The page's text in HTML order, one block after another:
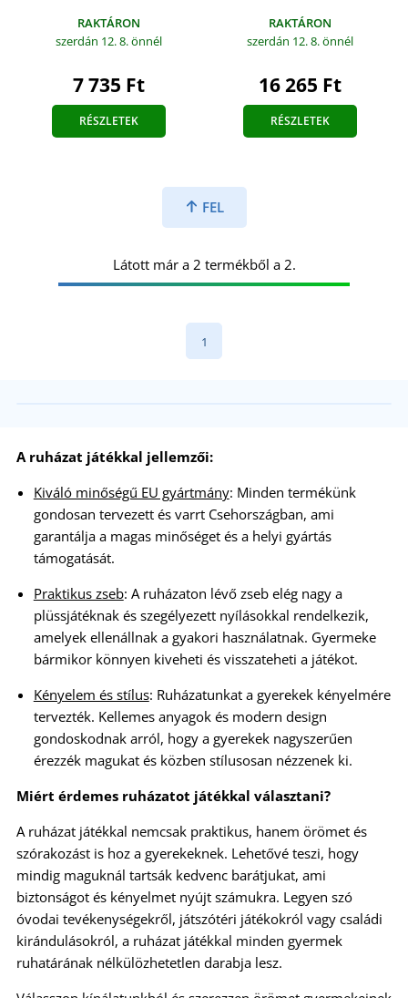
RAKTÁRON
szerdán 12. 8.önnél
7 735 Ft
RÉSZLETEK
RAKTÁRON
szerdán 12. 8.önnél
16 265 Ft
RÉSZLETEK
FEL
Látott már a 2 termékből a 2.
1
A ruházat játékkal jellemzői:
Kiváló minőségű EU gyártmány: Minden termékünk
gondosan tervezett és varrt Csehországban, ami
garantálja a magas minőséget és a helyi gyártás
támogatását.
Praktikus zseb: A ruházaton lévő zseb elég nagy a
plüssjátéknak és szegélyezett nyílásokkal rendelkezik,
amelyek ellenállnak a gyakori használatnak. Gyermeke
bármikor könnyen kiveheti és visszateheti a játékot.
Kényelem és stílus: Ruházatunkat a gyerekek kényelmére
tervezték. Kellemes anyagok és modern design
gondoskodnak arról, hogy a gyerekek nagyszerűen
érezzék magukat és közben stílusosan nézzenek ki.
Miért érdemes ruházatot játékkal választani?
A ruházat játékkal nemcsak praktikus, hanem örömet és
szórakozást is hoz a gyerekeknek. Lehetővé teszi, hogy
mindig maguknál tartsák kedvenc barátjukat, ami
biztonságot és kényelmet nyújt számukra. Legyen szó
óvodai tevékenységekről, játszótéri játékokról vagy családi
kirándulásokról, a ruházat játékkal minden gyermek
ruhatárának nélkülözhetetlen darabja lesz.